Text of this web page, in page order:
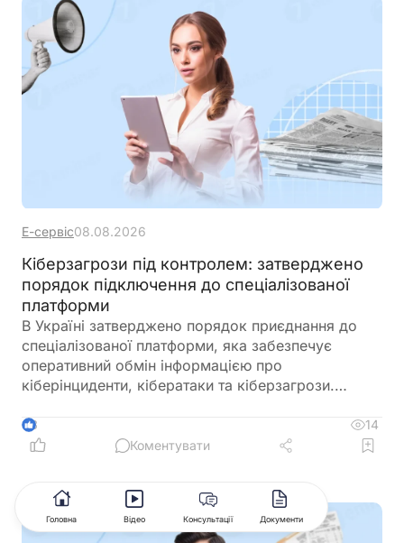
Е-сервіс08.08.2026
Кіберзагрози під контролем: затверджено
порядок підключення до спеціалізованої
платформи
В Україні затверджено порядок приєднання до
спеціалізованої платформи, яка забезпечує
оперативний обмін інформацією про
кіберінциденти, кібератаки та кіберзагрози.
між державними органами, операторами
критичної інфраструктури та іншими суб’єктами
3
14
Коментувати
Головна Відео Консультації Документи